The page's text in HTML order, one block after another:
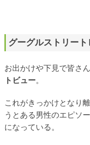
グーグルストリート
お出かけや下見で皆さ
トビュー。
これがきっかけとなり
うとある男性のエピソ
になっている。